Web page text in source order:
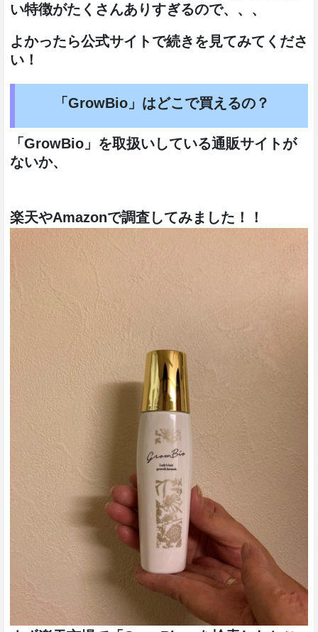
い特徴がたくさんありすぎるので、、、
よかったら公式サイトで続きを見てみてくださ
い！
「GrowBio」はどこで買えるの？
「GrowBio」を取扱いしている通販サイトが
ないか、
楽天やAmazonで調査してみました！！